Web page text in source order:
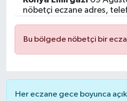
nöbetçi eczane adres,
Bu bölgede nöbetçi bir
Her eczane gece boyunca